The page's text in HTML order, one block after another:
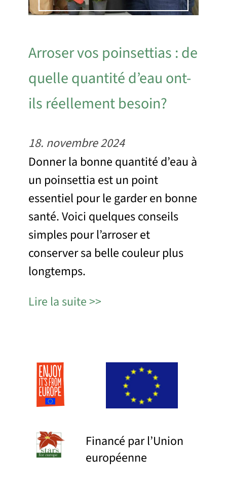
Arroser vos poinsettias : de
quelle quantité d’eau ont-
ils réellement besoin?
18. novembre 2024
Donner la bonne quantité d’eau à
un poinsettia est un point
essentiel pour le garder en bonne
santé. Voici quelques conseils
simples pour l’arroser et
conserver sa belle couleur plus
longtemps.
Lire la suite
Financé par l’Union
européenne